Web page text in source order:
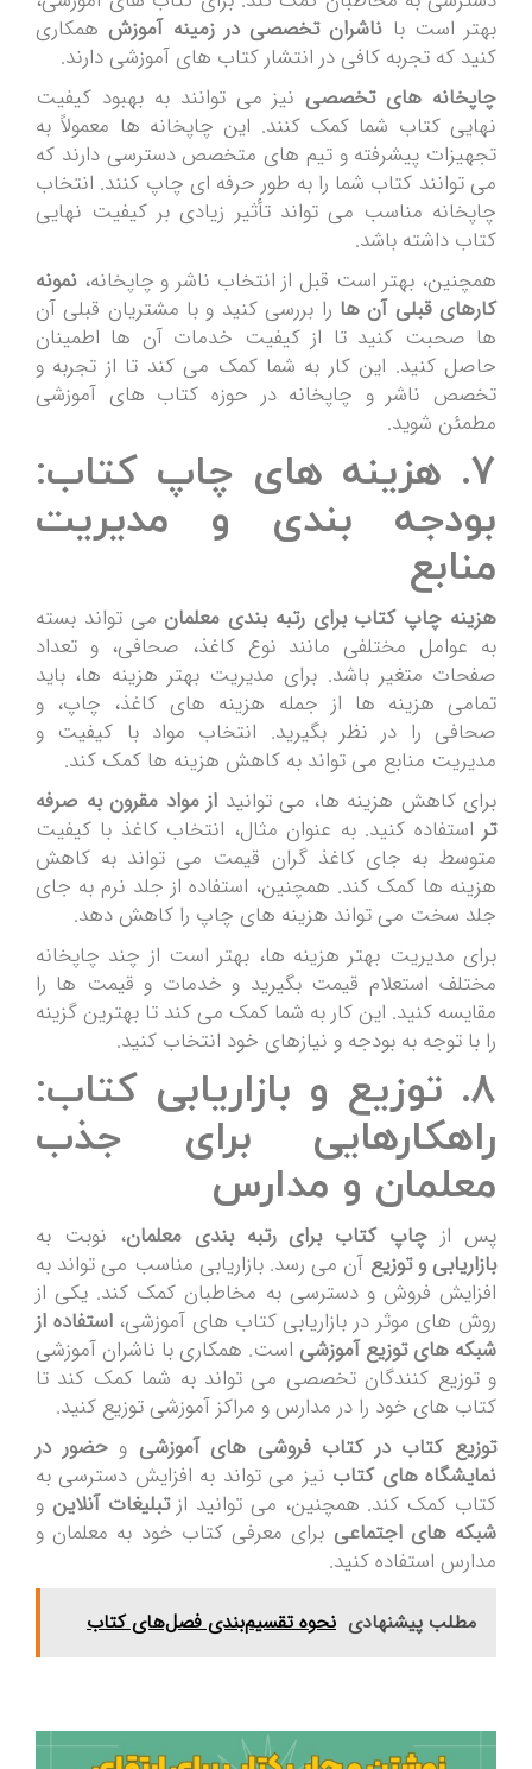
بهتر است با ناشران تخصصی در زمینه آموزش همکاری
کنید که تجربه کافی در انتشار کتاب های آموزشی دارند.
چاپخانه های تخصصی نیز می توانند به بهبود کیفیت
نهایی کتاب شما کمک کنند. این چاپخانه ها معمولاً به
تجهیزات پیشرفته و تیم های متخصص دسترسی دارند که
می توانند کتاب شما را به طور حرفه ای چاپ کنند. انتخاب
چاپخانه مناسب می تواند تأثیر زیادی بر کیفیت نهایی
کتاب داشته باشد.
همچنین، بهتر است قبل از انتخاب ناشر و چاپخانه، نمونه
کارهای قبلی آن ها را بررسی کنید و با مشتریان قبلی آن
ها صحبت کنید تا از کیفیت خدمات آن ها اطمینان
حاصل کنید. این کار به شما کمک می کند تا از تجربه و
تخصص ناشر و چاپخانه در حوزه کتاب های آموزشی
مطمئن شوید.
۷. هزینه های چاپ کتاب:
بودجه بندی و مدیریت
منابع
هزینه چاپ کتاب برای رتبه بندی معلمان می تواند بسته
به عوامل مختلفی مانند نوع کاغذ، صحافی، و تعداد
صفحات متغیر باشد. برای مدیریت بهتر هزینه ها، باید
تمامی هزینه ها از جمله هزینه های کاغذ، چاپ، و
صحافی را در نظر بگیرید. انتخاب مواد با کیفیت و
مدیریت منابع می تواند به کاهش هزینه ها کمک کند.
برای کاهش هزینه ها، می توانید از مواد مقرون به صرفه
تر استفاده کنید. به عنوان مثال، انتخاب کاغذ با کیفیت
متوسط به جای کاغذ گران قیمت می تواند به کاهش
هزینه ها کمک کند. همچنین، استفاده از جلد نرم به جای
جلد سخت می تواند هزینه های چاپ را کاهش دهد.
برای مدیریت بهتر هزینه ها، بهتر است از چند چاپخانه
مختلف استعلام قیمت بگیرید و خدمات و قیمت ها را
مقایسه کنید. این کار به شما کمک می کند تا بهترین گزینه
را با توجه به بودجه و نیازهای خود انتخاب کنید.
۸. توزیع و بازاریابی کتاب:
راهکارهایی برای جذب
معلمان و مدارس
پس از چاپ کتاب برای رتبه بندی معلمان، نوبت به
بازاریابی و توزیع آن می رسد. بازاریابی مناسب می تواند به
افزایش فروش و دسترسی به مخاطبان کمک کند. یکی از
روش های موثر در بازاریابی کتاب های آموزشی،استفاده از
شبکه های توزیع آموزشی است. همکاری با ناشران آموزشی
و توزیع کنندگان تخصصی می تواند به شما کمک کند تا
کتاب های خود را در مدارس و مراکز آموزشی توزیع کنید.
توزیع کتاب در کتاب فروشی های آموزشی وحضور در
نمایشگاه های کتاب نیز می تواند به افزایش دسترسی به
کتاب کمک کند. همچنین، می توانید ازتبلیغات آنلاین و
شبکه های اجتماعی برای معرفی کتاب خود به معلمان و
مدارس استفاده کنید.
مطلب پیشنهادی نحوه تقسیم‌بندی فصل‌های کتاب